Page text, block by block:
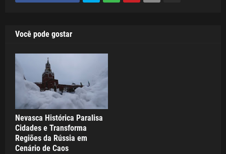
Você pode gostar
Nevasca Histórica Paralisa
Cidades e Transforma
Regiões da Rússia em
Cenário de Caos